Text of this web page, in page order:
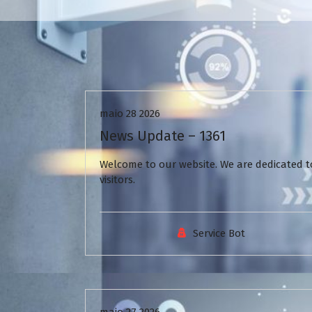
Uncategorized
maio 28 2026
News Update – 1361
Welcome to our website. We are
visitors.
Service Bot